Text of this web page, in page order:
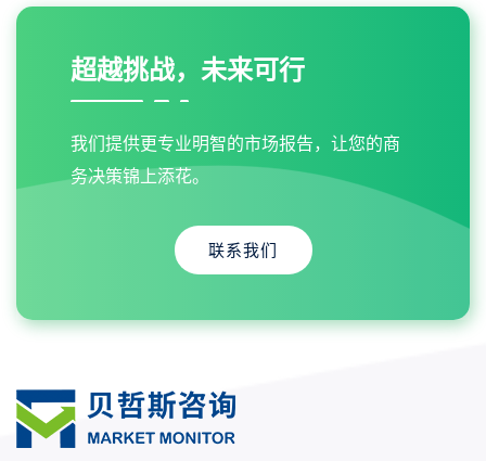
超越挑战，未来可行
我们提供更专业明智的市场报告，让您的商
务决策锦上添花。
联系我们